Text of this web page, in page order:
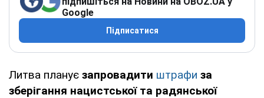
Google
Підписатися
Литва планує запровадити штрафи за
зберігання нацистської та радянської